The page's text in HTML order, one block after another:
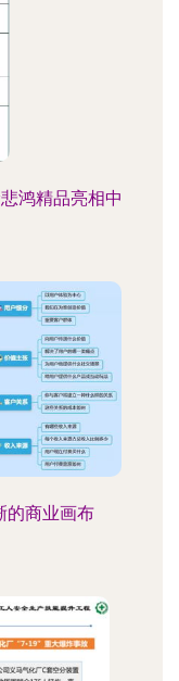
鸿精品亮相中
的商业画布